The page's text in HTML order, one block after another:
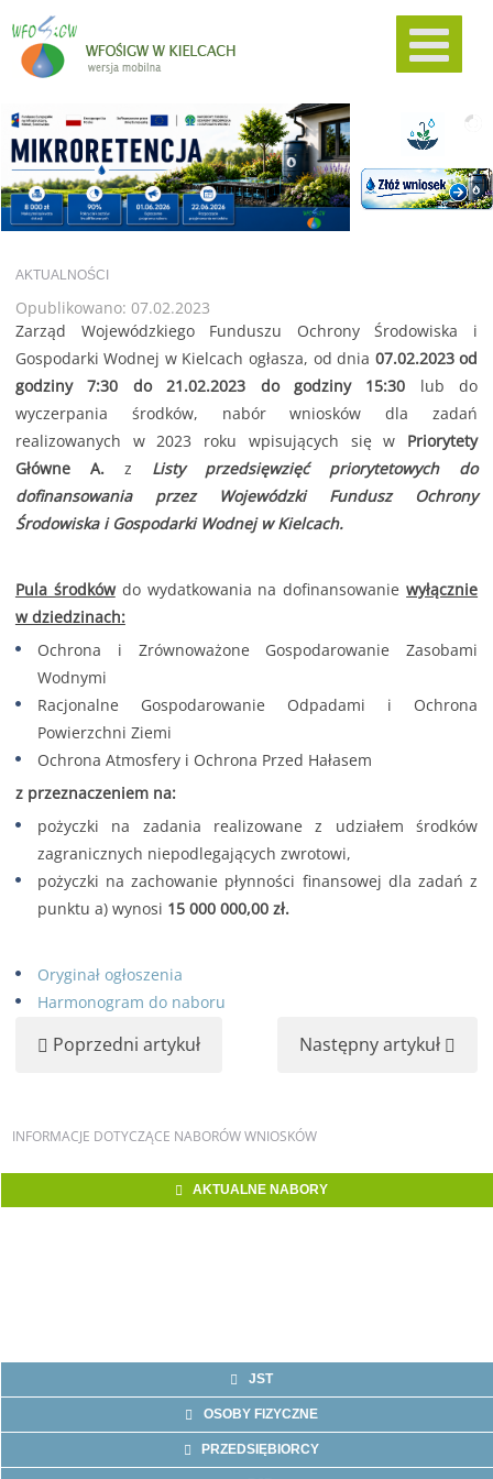
AKTUALNOŚCI
Opublikowano: 07.02.2023
Zarząd Wojewódzkiego Funduszu Ochrony Środowiska i
Gospodarki Wodnej w Kielcach ogłasza, od dnia 07.02.2023 od
godziny 7:30 do 21.02.2023 do godziny 15:30 lub do
wyczerpania środków, nabór wniosków dla zadań
realizowanych w 2023 roku wpisujących się w Priorytety
Główne A.z Listy przedsięwzięć priorytetowych do
dofinansowania przez Wojewódzki Fundusz Ochrony
Środowiska i Gospodarki Wodnej w Kielcach.
Pula środkówdo wydatkowania na dofinansowaniewyłącznie
w dziedzinach:
Ochrona i Zrównoważone Gospodarowanie Zasobami
Wodnymi
Racjonalne Gospodarowanie Odpadami i Ochrona
Powierzchni Ziemi
Ochrona Atmosfery i Ochrona Przed Hałasem
z przeznaczeniem na:
pożyczki na zadania realizowane z udziałem środków
zagranicznych niepodlegających zwrotowi,
pożyczki na zachowanie płynności finansowej dla zadań z
punktu a) wynosi 15 000 000,00 zł.
Oryginał ogłoszenia
Harmonogram do naboru
Poprzedni artykuł Następny artykuł
INFORMACJE DOTYCZĄCE NABORÓW WNIOSKÓW
AKTUALNE NABORY
JST
OSOBY FIZYCZNE
PRZEDSIĘBIORCY